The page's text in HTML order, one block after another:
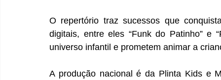
O repertório traz sucessos que
digitais, entre eles “Funk do Patinho” e
universo infantil e prometem animar a
A produção nacional é da Plinta Kids e